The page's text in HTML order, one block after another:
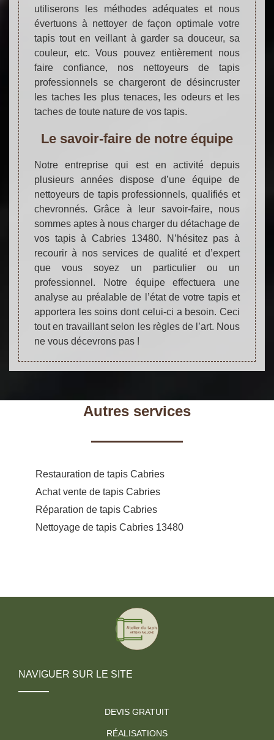
utiliserons les méthodes adéquates et nous
évertuons à nettoyer de façon optimale votre
tapis tout en veillant à garder sa douceur, sa
couleur, etc. Vous pouvez entièrement nous
faire confiance, nos nettoyeurs de tapis
professionnels se chargeront de désincruster
les taches les plus tenaces, les odeurs et les
taches de toute nature de vos tapis.
Le savoir-faire de notre équipe
Notre entreprise qui est en activité depuis
plusieurs années dispose d’une équipe de
nettoyeurs de tapis professionnels, qualifiés et
chevronnés. Grâce à leur savoir-faire, nous
sommes aptes à nous charger du détachage de
vos tapis à Cabries 13480. N’hésitez pas à
recourir à nos services de qualité et d’expert
que vous soyez un particulier ou un
professionnel. Notre équipe effectuera une
analyse au préalable de l’état de votre tapis et
apportera les soins dont celui-ci a besoin. Ceci
tout en travaillant selon les règles de l’art. Nous
ne vous décevrons pas !
Autres services
Restauration de tapis Cabries
Achat vente de tapis Cabries
Réparation de tapis Cabries
Nettoyage de tapis Cabries 13480
NAVIGUER SUR LE SITE
DEVIS GRATUIT
RÉALISATIONS